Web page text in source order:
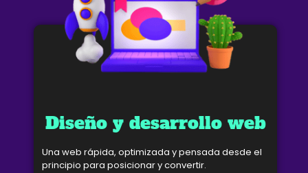
Diseño y desarrollo web
Una web rápida, optimizada y pensada desde el
principio para posicionar y convertir.